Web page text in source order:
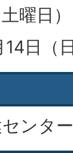
曜日）
日（
ンタ